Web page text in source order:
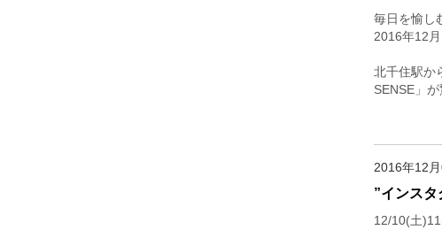
毎日を愉し
2016年12
北千住駅か
SENSE」
2016年12
”インス
12/10(土